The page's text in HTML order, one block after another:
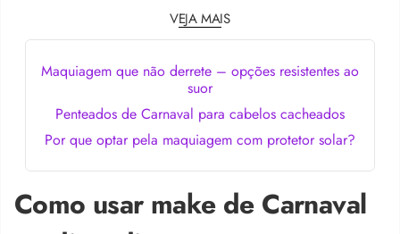
VEJA MAIS
Maquiagem que não derrete – opções resistentes ao
suor
Penteados de Carnaval para cabelos cacheados
Por que optar pela maquiagem com protetor solar?
Como usar make de Carnaval